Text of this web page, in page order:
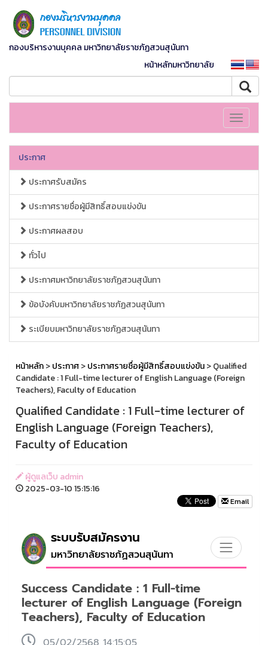
กองบริหารงานบุคคล มหาวิทยาลัยราชภัฏสวนสุนันทา
หน้าหลักมหาวิทยาลัย
Toggle
ประกาศ
ประกาศรับสมัคร
ประกาศรายชื่อผู้มีสิทธิ์สอบแข่งขัน
ประกาศผลสอบ
ทั่วไป
ประกาศมหาวิทยาลัยราชภัฏสวนสุนันทา
ข้อบังคับมหาวิทยาลัยราชภัฏสวนสุนันทา
ระเบียบมหาวิทยาลัยราชภัฏสวนสุนันทา
หน้าหลัก>ประกาศ>ประกาศรายชื่อผู้มีสิทธิ์สอบแข่งขัน> Qualified
Candidate : 1 Full-time lecturer of English Language (Foreign
Teachers), Faculty of Education
Qualified Candidate : 1 Full-time lecturer of
English Language (Foreign Teachers),
Faculty of Education
ผู้ดูแลเว็บ admin
2025-03-10 15:15:16
Email